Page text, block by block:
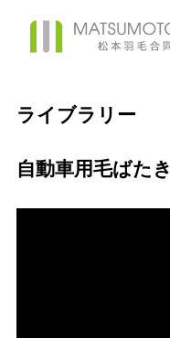
ライブラリー
自動車用毛ばたき